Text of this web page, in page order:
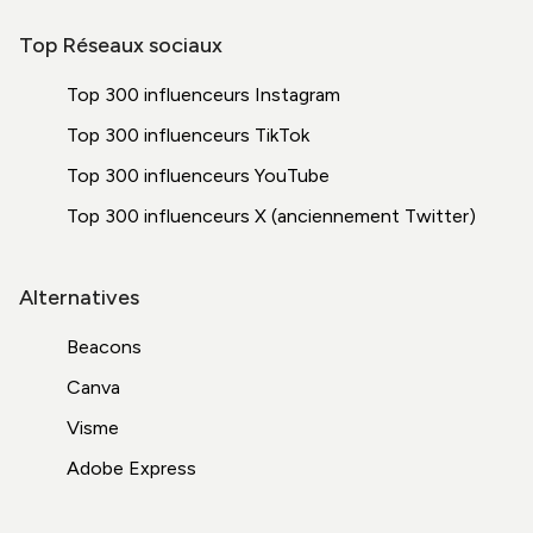
Top Réseaux sociaux
Top 300 influenceurs Instagram
Top 300 influenceurs TikTok
Top 300 influenceurs YouTube
Top 300 influenceurs X (anciennement Twitter)
Alternatives
Beacons
Canva
Visme
Adobe Express